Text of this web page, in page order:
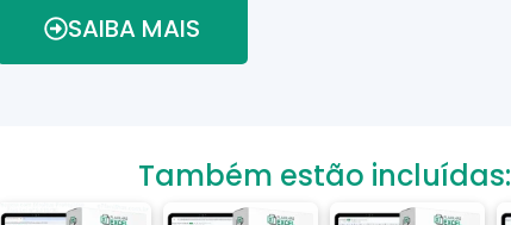
SAIBA MAIS
Também estão incluídas: